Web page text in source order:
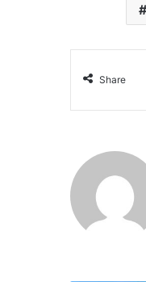
Share